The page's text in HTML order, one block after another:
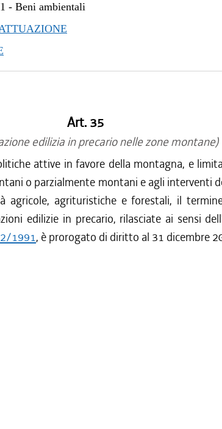
-Beni ambientali
Art. 35
edilizia in precario nelle zone montane)
attive in favore della montagna, e
o parzialmente montani e agli interventi
agricole, agrituristiche e forestali, il
edilizie in precario, rilasciate ai sensi
1991, è prorogato di diritto al 31 dicembre